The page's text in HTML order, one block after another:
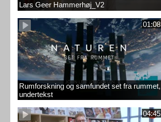
Lars Geer Hammerhøj_V2
01:08
Rumforskning og samfundet set fra rummet,
undertekst
04:45